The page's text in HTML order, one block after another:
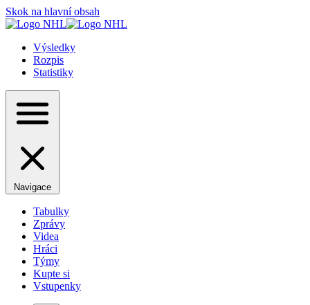
Skok na hlavní obsah
Výsledky
Rozpis
Statistiky
Navigace
Tabulky
Zprávy
Videa
Hráci
Týmy
Kupte si
Vstupenky